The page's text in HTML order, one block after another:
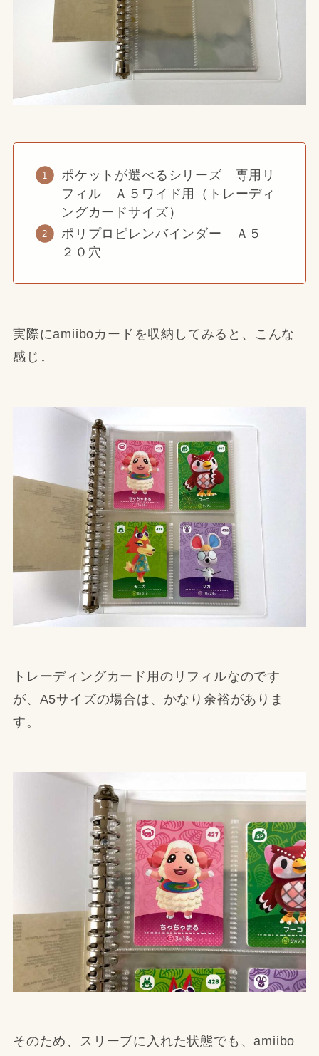
ポケットが選べるシリーズ 専用リ
フィル Ａ５ワイド用（トレーディ
ングカードサイズ）
ポリプロピレンバインダー Ａ５
２０穴
実際にamiiboカードを収納してみると、こんな
感じ↓
トレーディングカード用のリフィルなのです
が、A5サイズの場合は、かなり余裕がありま
す。
そのため、スリーブに入れた状態でも、amiibo